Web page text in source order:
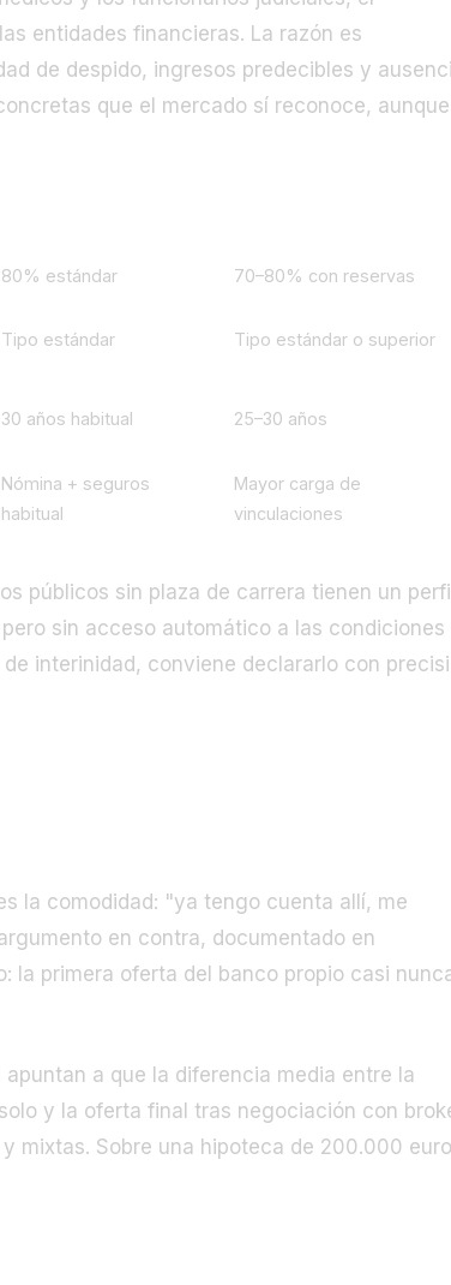
entidades financieras. La razón es
de despido, ingresos predecibles y
que el mercado sí reconoce, aunque
80% estándar 70–80% con reservas
Tipo estándar Tipo estándar o superior
30 años habitual 25–30 años
Nómina + seguros
habitual
Mayor carga de
vinculaciones
públicos sin plaza de carrera tienen un
sin acceso automático a las condiciones
interinidad, conviene declararlo con
la comodidad: "ya tengo cuenta allí, me
en contra, documentado en
la primera oferta del banco propio casi
a que la diferencia media entre la
y la oferta final tras negociación con
mixtas. Sobre una hipoteca de 200.000